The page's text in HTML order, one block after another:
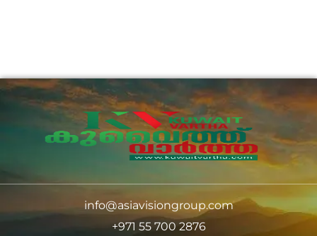
info@asiavisiongroup.com
+971 55 700 2876